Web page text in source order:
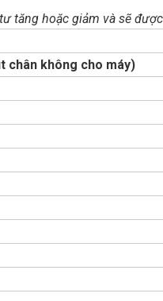
tăng hoặc giảm và sẽ
chân không cho máy)